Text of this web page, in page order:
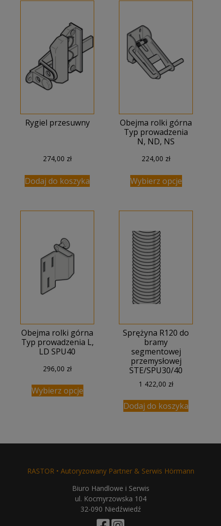
Rygiel przesuwny
274,00 zł
Dodaj do koszyka
Obejma rolki górna
Typ prowadzenia
N, ND, NS
224,00 zł
Wybierz opcje
Obejma rolki górna
Typ prowadzenia L,
LD SPU40
296,00 zł
Wybierz opcje
Sprężyna R120 do
bramy
segmentowej
przemysłowej
STE/SPU30/40
1 422,00 zł
Dodaj do koszyka
RASTOR • Autoryzowany Partner & Serwis Hörmann
Biuro Handlowe i Serwis
ul. Kocmyrzowska 104
32-090 Niedźwiedź